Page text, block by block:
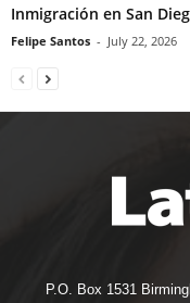
Inmigración en San
Felipe Santos - July 22, 2026
P.O. Box 1531